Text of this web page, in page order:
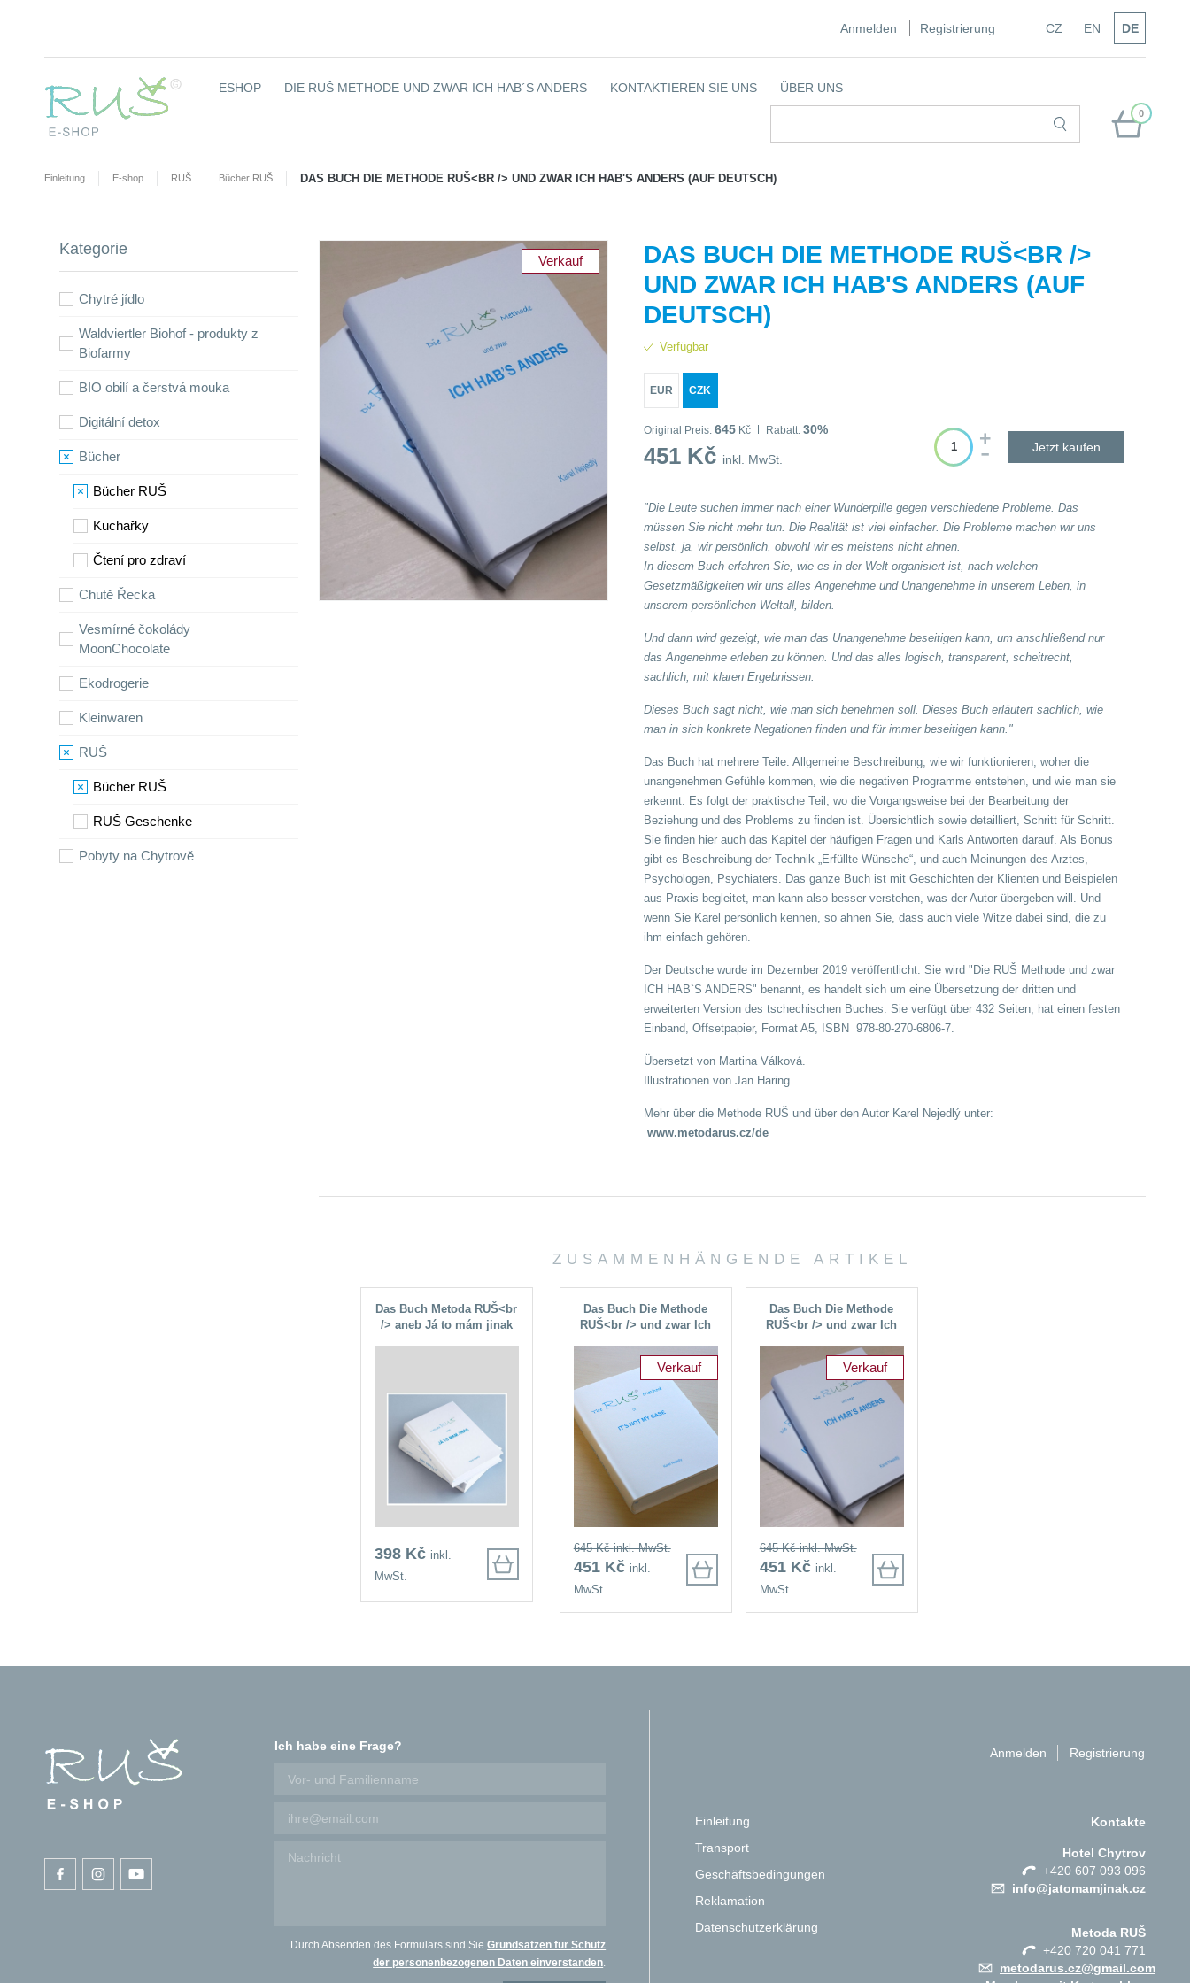
Anmelden Registrierung CZ EN DE
ESHOP DIE RUŠ METHODE UND ZWAR ICH HAB´S ANDERS KONTAKTIEREN SIE UNS ÜBER UNS
0
Einleitung E-shop RUŠ Bücher RUŠ DAS BUCH DIE METHODE RUŠ<BR /> UND ZWAR ICH HAB'S ANDERS (AUF DEUTSCH)
Kategorie
Chytré jídlo
Waldviertler Biohof - produkty z
Biofarmy
BIO obilí a čerstvá mouka
Digitální detox
Bücher
Bücher RUŠ
Kuchařky
Čtení pro zdraví
Chutě Řecka
Vesmírné čokolády
MoonChocolate
Ekodrogerie
Kleinwaren
RUŠ
Bücher RUŠ
RUŠ Geschenke
Pobyty na Chytrově
Verkauf
DAS BUCH DIE METHODE RUŠ<BR />
UND ZWAR ICH HAB'S ANDERS (AUF
DEUTSCH)
Verfügbar
EUR CZK
Original Preis: 645Kč Rabatt: 30%
451Kč inkl. MwSt.
Jetzt kaufen
"Die Leute suchen immer nach einer Wunderpille gegen verschiedene Probleme. Das
müssen Sie nicht mehr tun. Die Realität ist viel einfacher. Die Probleme machen wir uns
selbst, ja, wir persönlich, obwohl wir es meistens nicht ahnen.
In diesem Buch erfahren Sie, wie es in der Welt organisiert ist, nach welchen
Gesetzmäßigkeiten wir uns alles Angenehme und Unangenehme in unserem Leben, in
unserem persönlichen Weltall, bilden.
Und dann wird gezeigt, wie man das Unangenehme beseitigen kann, um anschließend nur
das Angenehme erleben zu können. Und das alles logisch, transparent, scheitrecht,
sachlich, mit klaren Ergebnissen.
Dieses Buch sagt nicht, wie man sich benehmen soll. Dieses Buch erläutert sachlich, wie
man in sich konkrete Negationen finden und für immer beseitigen kann."
Das Buch hat mehrere Teile. Allgemeine Beschreibung, wie wir funktionieren, woher die
unangenehmen Gefühle kommen, wie die negativen Programme entstehen, und wie man sie
erkennt. Es folgt der praktische Teil, wo die Vorgangsweise bei der Bearbeitung der
Beziehung und des Problems zu finden ist. Übersichtlich sowie detailliert, Schritt für Schritt.
Sie finden hier auch das Kapitel der häufigen Fragen und Karls Antworten darauf. Als Bonus
gibt es Beschreibung der Technik „Erfüllte Wünsche“, und auch Meinungen des Arztes,
Psychologen, Psychiaters. Das ganze Buch ist mit Geschichten der Klienten und Beispielen
aus Praxis begleitet, man kann also besser verstehen, was der Autor übergeben will. Und
wenn Sie Karel persönlich kennen, so ahnen Sie, dass auch viele Witze dabei sind, die zu
ihm einfach gehören.
Der Deutsche wurde im Dezember 2019 veröffentlicht. Sie wird "Die RUŠ Methode und zwar
ICH HAB`S ANDERS" benannt, es handelt sich um eine Übersetzung der dritten und
erweiterten Version des tschechischen Buches. Sie verfügt über 432 Seiten, hat einen festen
Einband, Offsetpapier, Format A5, ISBN 978-80-270-6806-7.
Übersetzt von Martina Válková.
Illustrationen von Jan Haring.
Mehr über die Methode RUŠ und über den Autor Karel Nejedlý unter:
www.metodarus.cz/de
ZUSAMMENHÄNGENDE ARTIKEL
Das Buch Metoda RUŠ<br
/> aneb Já to mám jinak
398 Kč inkl.
MwSt.
Das Buch Die Methode
RUŠ<br /> und zwar Ich
Englisch)
Verkauf
645 Kčinkl. MwSt.
451 Kč inkl.
MwSt.
Das Buch Die Methode
RUŠ<br /> und zwar Ich
Deutsch)
Verkauf
645 Kčinkl. MwSt.
451 Kč inkl.
MwSt.
Ich habe eine Frage?
Durch Absenden des Formulars sind SieGrundsätzen für Schutz
der personenbezogenen Daten einverstanden.
Anmelden Registrierung
Einleitung
Transport
Geschäftsbedingungen
Reklamation
Datenschutzerklärung
Kontakte
Hotel Chytrov
+420 607 093 096
info@jatomamjinak.cz
Metoda RUŠ
+420 720 041 771
metodarus.cz@gmail.com